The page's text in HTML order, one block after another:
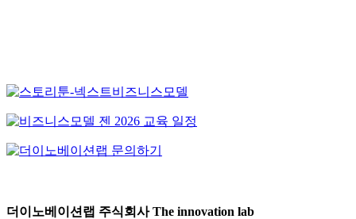
더이노베이션랩 주식회사 The innovation lab